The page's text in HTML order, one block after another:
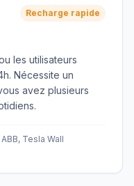
Recharge rapide
les utilisateurs
Nécessite un
avez plusieurs
Tesla Wall